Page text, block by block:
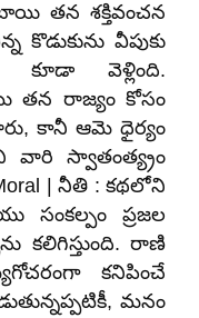
తన శక్తివంచన
వీపుకు
కూడా వెళ్లింది.
తన రాజ్యం కోసం
కానీ ఆమె ధైర్యం
వారి స్వాతంత్య్రం
| నీతి : కథలోని
సంకల్పం ప్రజల
రాణి
కనిపించే
మనం